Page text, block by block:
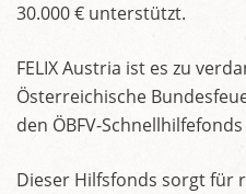
30.000 € unterstützt.
FELIX Austria ist es zu
Österreichische
den ÖBFV-
Dieser Hilfsfonds sorgt für